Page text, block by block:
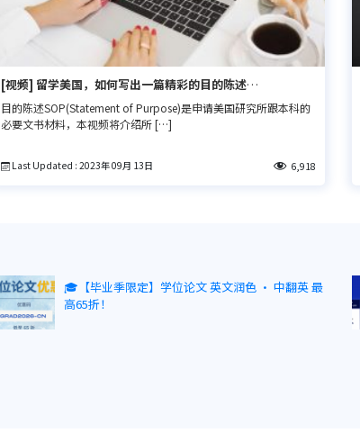
[视频] 留学美国，如何写出一篇精彩的目的陈述
SOP(Statement of Purpose)？
目的陈述SOP(Statement of Purpose)是申请美国研究所跟本科的
必要文书材料，本视频将介绍所 […]
Last Updated : 2023年 09月 13日 6,918
🎓【毕业季限定】学位论文 英文润色 · 中翻英 最
高65折！